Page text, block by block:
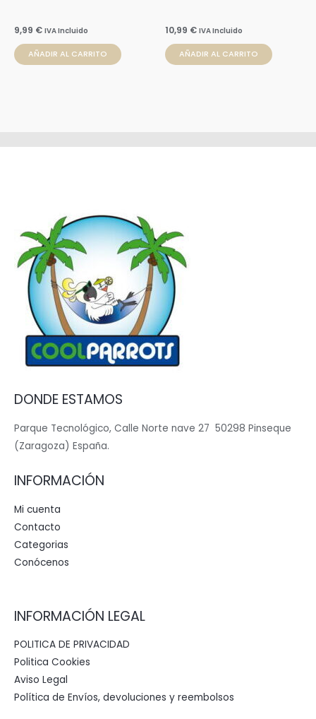
9,99 € IVA Incluido
AÑADIR AL CARRITO
10,99 € IVA Incluido
AÑADIR AL CARRITO
DONDE ESTAMOS
Parque Tecnológico, Calle Norte nave 27 50298 Pinseque
(Zaragoza) España.
INFORMACIÓN
Mi cuenta
Contacto
Categorias
Conócenos
INFORMACIÓN LEGAL
POLITICA DE PRIVACIDAD
Politica Cookies
Aviso Legal
Política de Envíos, devoluciones y reembolsos